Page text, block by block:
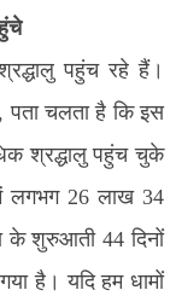
पहुंच रहे हैं।
पता चलता है कि इस
श्रद्धालु पहुंच चुके
लगभग 26 लाख 34
के शुरुआती 44 दिनों
है। यदि हम धामों